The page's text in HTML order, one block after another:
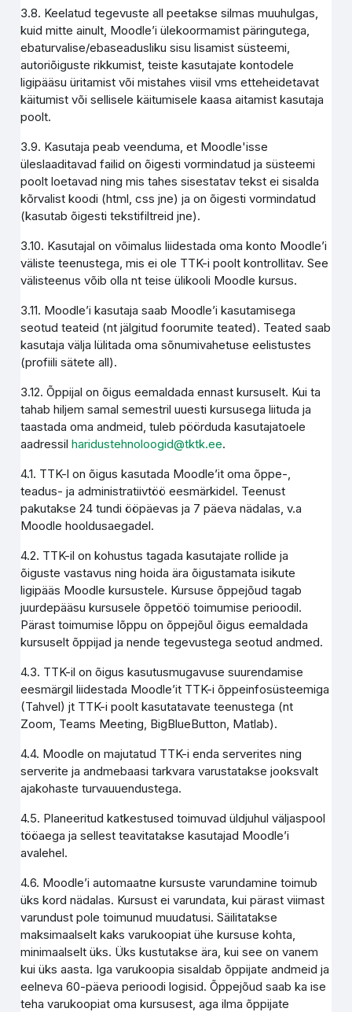
3.8. Keelatud tegevuste all peetakse silmas muuhulgas,
kuid mitte ainult, Moodle’i ülekoormamist päringutega,
ebaturvalise/ebaseadusliku sisu lisamist süsteemi,
autoriõiguste rikkumist, teiste kasutajate kontodele
ligipääsu üritamist või mistahes viisil vms etteheidetavat
käitumist või sellisele käitumisele kaasa aitamist kasutaja
poolt.
3.9. Kasutaja peab veenduma, et Moodle'isse
üleslaaditavad failid on õigesti vormindatud ja süsteemi
poolt loetavad ning mis tahes sisestatav tekst ei sisalda
kõrvalist koodi (html, css jne) ja on õigesti vormindatud
(kasutab õigesti tekstifiltreid jne).
3.10. Kasutajal on võimalus liidestada oma konto Moodle’i
väliste teenustega, mis ei ole TTK-i poolt kontrollitav. See
välisteenus võib olla nt teise ülikooli Moodle kursus.
3.11. Moodle’i kasutaja saab Moodle’i kasutamisega
seotud teateid (nt jälgitud foorumite teated). Teated saab
kasutaja välja lülitada oma sõnumivahetuse eelistustes
(profiili sätete all).
3.12. Õppijal on õigus eemaldada ennast kursuselt. Kui ta
tahab hiljem samal semestril uuesti kursusega liituda ja
taastada oma andmeid, tuleb pöörduda kasutajatoele
aadressilharidustehnoloogid@tktk.ee.
4.1. TTK-l on õigus kasutada Moodle’it oma õppe-,
teadus- ja administratiivtöö eesmärkidel. Teenust
pakutakse 24 tundi ööpäevas ja 7 päeva nädalas, v.a
Moodle hooldusaegadel.
4.2. TTK-il on kohustus tagada kasutajate rollide ja
õiguste vastavus ning hoida ära õigustamata isikute
ligipääs Moodle kursustele. Kursuse õppejõud tagab
juurdepääsu kursusele õppetöö toimumise perioodil.
Pärast toimumise lõppu on õppejõul õigus eemaldada
kursuselt õppijad ja nende tegevustega seotud andmed.
4.3. TTK-il on õigus kasutusmugavuse suurendamise
eesmärgil liidestada Moodle’it TTK-i õppeinfosüsteemiga
(Tahvel) jt TTK-i poolt kasutatavate teenustega (nt
Zoom, Teams Meeting, BigBlueButton, Matlab).
4.4. Moodle on majutatud TTK-i enda serverites ning
serverite ja andmebaasi tarkvara varustatakse jooksvalt
ajakohaste turvauuendustega.
4.5. Planeeritud katkestused toimuvad üldjuhul väljaspool
tööaega ja sellest teavitatakse kasutajad Moodle’i
avalehel.
4.6. Moodle’i automaatne kursuste varundamine toimub
üks kord nädalas. Kursust ei varundata, kui pärast viimast
varundust pole toimunud muudatusi. Säilitatakse
maksimaalselt kaks varukoopiat ühe kursuse kohta,
minimaalselt üks. Üks kustutakse ära, kui see on vanem
kui üks aasta. Iga varukoopia sisaldab õppijate andmeid ja
eelneva 60-päeva perioodi logisid. Õppejõud saab ka ise
teha varukoopiat oma kursusest, aga ilma õppijate